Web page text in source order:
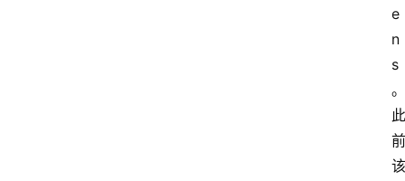
e
n
s
。
此
前
该